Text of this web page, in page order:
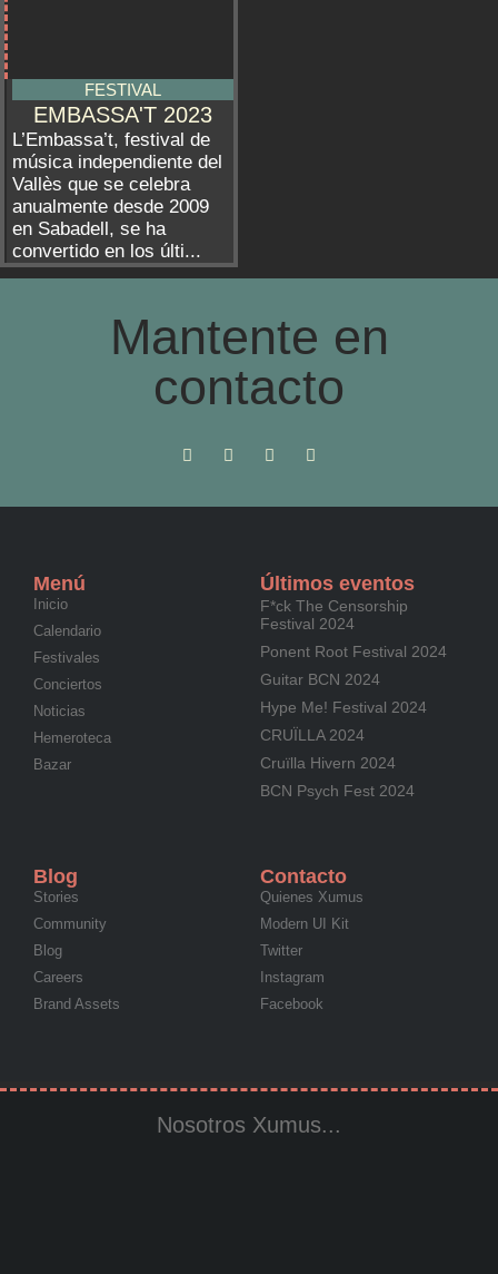
FESTIVAL
EMBASSA'T 2023
L’Embassa’t, festival de
música independiente del
Vallès que se celebra
anualmente desde 2009
en Sabadell, se ha
convertido en los últi...
Mantente en
contacto
Menú
Inicio
Calendario
Festivales
Conciertos
Noticias
Hemeroteca
Bazar
Últimos eventos
F*ck The Censorship
Festival 2024
Ponent Root Festival 2024
Guitar BCN 2024
Hype Me! Festival 2024
CRUÏLLA 2024
Cruïlla Hivern 2024
BCN Psych Fest 2024
Blog
Stories
Community
Blog
Careers
Brand Assets
Contacto
Quienes Xumus
Modern UI Kit
Twitter
Instagram
Facebook
Nosotros Xumus...